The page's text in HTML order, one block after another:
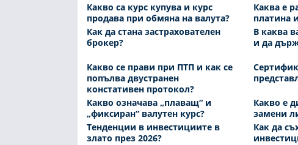
Какво са курс купува и курс
продава при обмяна на валута?
Каква е
платина
Как да стана застрахователен
брокер?
В каква
и да
Какво се прави при ПТП и как се
попълва двустранен
констативен протокол?
Какво означава „плаващ“ и
„фиксиран“ валутен курс?
Какво е
замени
Тенденции в инвестициите в
злато през 2026?
Как да